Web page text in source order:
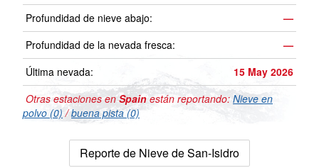
Profundidad de nieve abajo:
—
Profundidad de la nevada fresca:
—
Última nevada:
15 May 2026
Otras estaciones enSpainestán reportando: Nieve en
polvo (0) /buena pista (0)
Reporte de Nieve de San-Isidro